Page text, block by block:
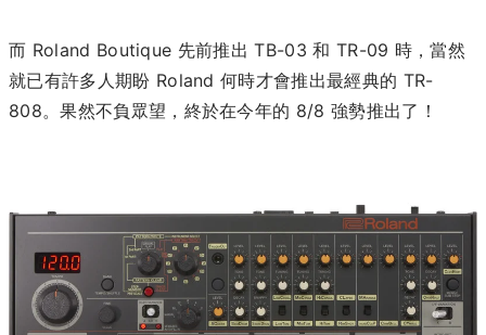
而 Roland Boutique 先前推出 TB-03 和 TR-09 時，當然
就已有許多人期盼 Roland 何時才會推出最經典的 TR-
808。果然不負眾望，終於在今年的 8/8 強勢推出了！